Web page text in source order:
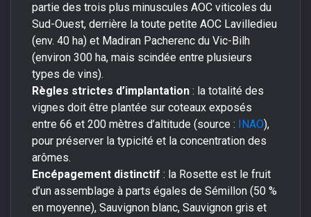
partie des trois plus minuscules AOC viticoles du
Sud-Ouest, derrière la toute petite AOC Lavilledieu
(env. 40 ha) et Madiran Pacherenc du Vic-Bilh
(environ 300 ha, mais scindée entre plusieurs
types de vins).
Règles strictes d’implantation : la totalité des
vignes doit être plantée sur coteaux exposés
entre 66 et 200 mètres d’altitude (source : INAO),
pour préserver la typicité et la concentration des
arômes.
Encépagement distinctif : la Rosette est le fruit
d’un assemblage à parts égales de Sémillon (50 %
en moyenne), Sauvignon blanc, Sauvignon gris et